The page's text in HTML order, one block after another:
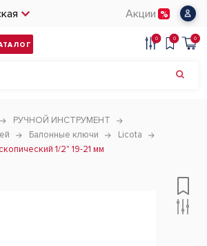
Акции
0 0 0
РУЧНОЙ ИНСТРУМЕНТ
Балонные ключи
Licota
1/2" 19-21 мм